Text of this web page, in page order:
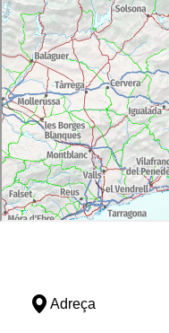
Adreça